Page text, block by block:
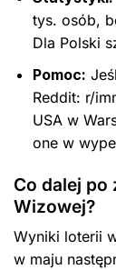
tys. osób,
Dla Polski
Pomoc:
Reddit: r/
USA w
one w
Co dalej po
Wizowej?
Wyniki loterii
w maju